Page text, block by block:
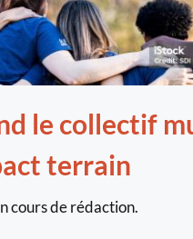
le collectif
terrain
cours de rédaction.